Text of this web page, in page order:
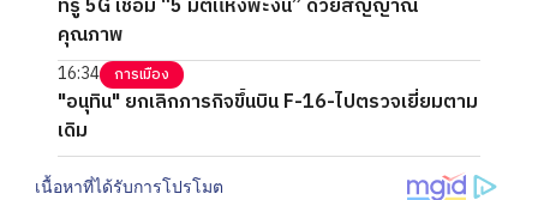
คุณภาพ
16:34 การเมือง
"อนุทิน" ยกเลิกภารกิจขึ้นบิน F-16-ไปตรวจเยี่ยมตาม
เดิม